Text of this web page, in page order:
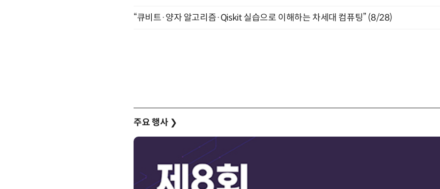
“큐비트·양자 알고리즘·Qiskit 실습으로 이해하는 차세대 컴퓨팅” (8/28)
주요 행사 ❯